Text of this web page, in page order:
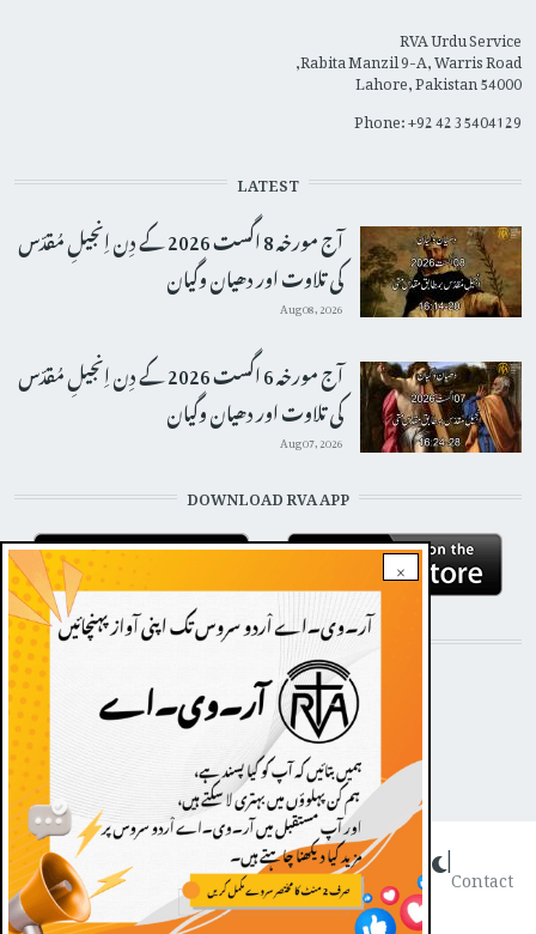
×
RVA Urdu Service
Rabita Manzil 9-A, Warris Road,
Lahore, Pakistan 54000
Phone: +92 42 35404129
LATEST
آج مورخہ 8 اگست 2026 کے دِن اِنجیلِ مُقدّس
کی تلاوت اور دھیان وگیان
Aug 08, 2026
آج مورخہ 6 اگست 2026 کے دِن اِنجیلِ مُقدّس
کی تلاوت اور دھیان وگیان
Aug 07, 2026
DOWNLOAD RVA APP
STAY CONNECTED WITH US!
Radio Veritas Asia © 2022
Contact
|
Dark theme